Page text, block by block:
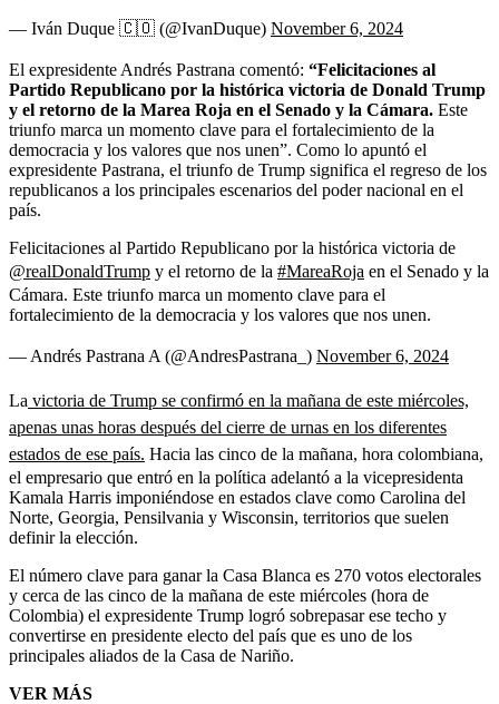
— Iván Duque 🇨🇴 (@IvanDuque) November 6, 2024
El expresidente Andrés Pastrana comentó: “Felicitaciones al
Partido Republicano por la histórica victoria de Donald Trump
y el retorno de la Marea Roja en el Senado y la Cámara. Este
triunfo marca un momento clave para el fortalecimiento de la
democracia y los valores que nos unen”. Como lo apuntó el
expresidente Pastrana, el triunfo de Trump significa el regreso de los
republicanos a los principales escenarios del poder nacional en el
país.
Felicitaciones al Partido Republicano por la histórica victoria de
@realDonaldTrump y el retorno de la #MareaRoja en el Senado y la
Cámara. Este triunfo marca un momento clave para el
fortalecimiento de la democracia y los valores que nos unen.
— Andrés Pastrana A (@AndresPastrana_) November 6, 2024
La victoria de Trump se confirmó en la mañana de este miércoles,
apenas unas horas después del cierre de urnas en los diferentes
estados de ese país. Hacia las cinco de la mañana, hora colombiana,
el empresario que entró en la política adelantó a la vicepresidenta
Kamala Harris imponiéndose en estados clave como Carolina del
Norte, Georgia, Pensilvania y Wisconsin, territorios que suelen
definir la elección.
El número clave para ganar la Casa Blanca es 270 votos electorales
y cerca de las cinco de la mañana de este miércoles (hora de
Colombia) el expresidente Trump logró sobrepasar ese techo y
convertirse en presidente electo del país que es uno de los
principales aliados de la Casa de Nariño.
VER MÁS